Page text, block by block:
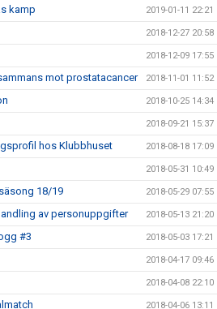
kamp 2019-01-11 22:21
2018-12-27 20:58
2018-12-09 17:55
mot prostatacancer 2018-11-01 11:52
2018-10-25 14:34
2018-09-21 15:37
hos Klubbhuset 2018-08-18 17:09
2018-05-31 10:49
18/19 2018-05-29 07:55
av personuppgifter 2018-05-13 21:20
#3 2018-05-03 17:21
2018-04-17 09:46
2018-04-08 22:10
2018-04-06 13:11